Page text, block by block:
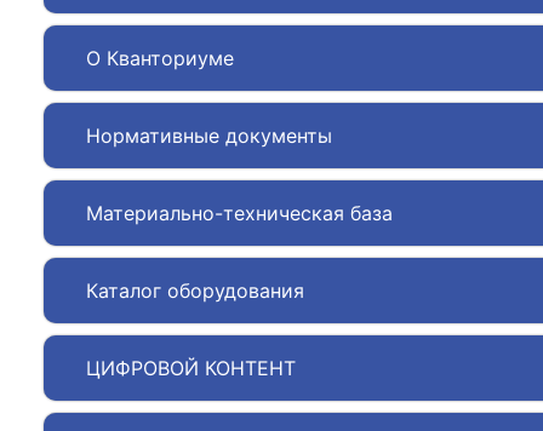
О Кванториуме
Нормативные документы
Материально-техническая база
Каталог оборудования
ЦИФРОВОЙ КОНТЕНТ